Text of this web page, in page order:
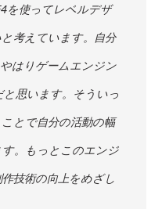
を使ってレベルデザ
考えています。自分
はりゲームエンジン
思います。そういっ
とで自分の活動の幅
。もっとこのエンジ
技術の向上をめざし